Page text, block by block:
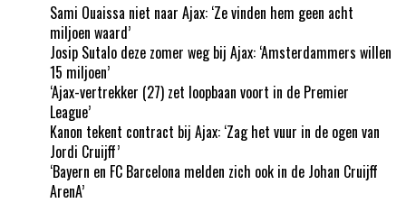
Sami Ouaissa niet naar Ajax: ‘Ze vinden hem geen acht
miljoen waard’
Josip Sutalo deze zomer weg bij Ajax: ‘Amsterdammers willen
15 miljoen’
‘Ajax-vertrekker (27) zet loopbaan voort in de Premier
League’
Kanon tekent contract bij Ajax: ‘Zag het vuur in de ogen van
Jordi Cruijff’
‘Bayern en FC Barcelona melden zich ook in de Johan Cruijff
ArenA’